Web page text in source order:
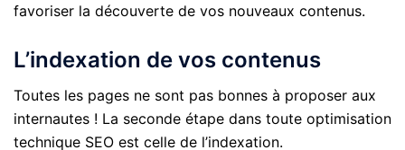
favoriser la découverte de vos nouveaux contenus.
L’indexation de vos contenus
Toutes les pages ne sont pas bonnes à proposer aux
internautes ! La seconde étape dans toute optimisation
technique SEO est celle de l’indexation.